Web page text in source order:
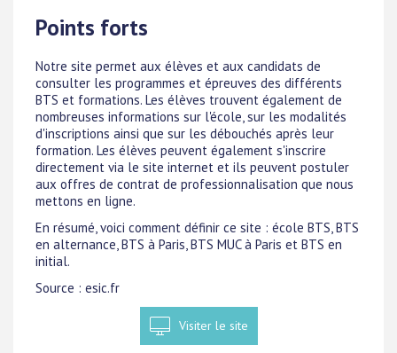
Points forts
Notre site permet aux élèves et aux candidats de
consulter les programmes et épreuves des différents
BTS et formations. Les élèves trouvent également de
nombreuses informations sur l'école, sur les modalités
d'inscriptions ainsi que sur les débouchés après leur
formation. Les élèves peuvent également s'inscrire
directement via le site internet et ils peuvent postuler
aux offres de contrat de professionnalisation que nous
mettons en ligne.
En résumé, voici comment définir ce site : école BTS, BTS
en alternance, BTS à Paris, BTS MUC à Paris et BTS en
initial.
Source : esic.fr
Visiter le site